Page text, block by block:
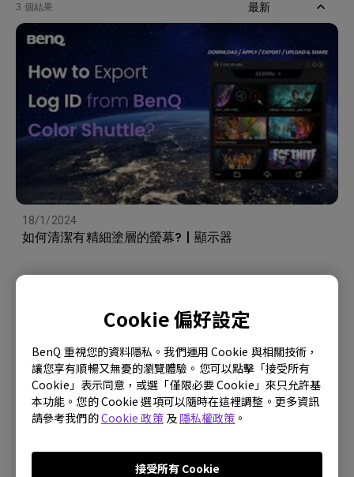
Cookie 偏好設定
BenQ 重視您的資料隱私。我們運用 Cookie 與相關技術，
讓您享有順暢又無憂的瀏覽體驗。您可以點擊「接受所有
Cookie」表示同意，或選「僅限必要 Cookie」來只允許基
本功能。您的 Cookie 選項可以隨時在這裡調整。更多資訊
請參考我們的Cookie 政策及 隱私權政策 。
接受所有 Cookie
3 個結果 最新
18/1/2024
如何清潔有精細塗層的螢幕? | 顯示器